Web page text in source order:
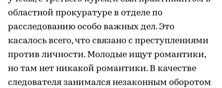
областной прокуратуре в отделе по
расследованию особо важных дел. Это
касалось всего, что связано с преступлениями
против личности. Молодые ищут романтики,
но там нет никакой романтики. В качестве
следователя занимался незаконным оборотом